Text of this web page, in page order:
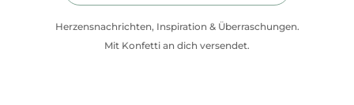
Herzensnachrichten, Inspiration & Überraschungen.
Mit Konfetti an dich versendet.